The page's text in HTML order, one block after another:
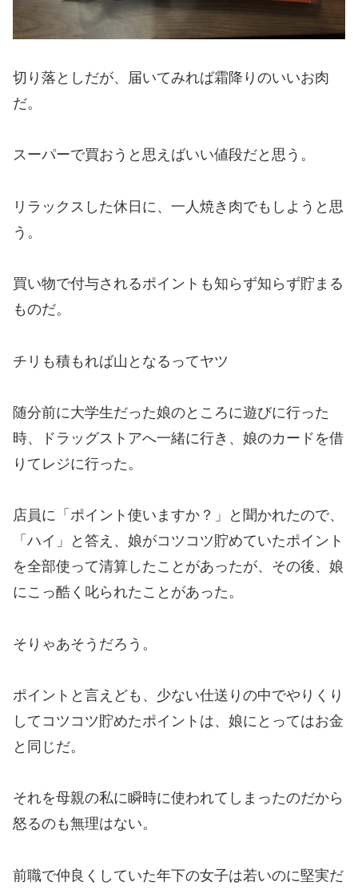
切り落としだが、届いてみれば霜降りのいいお肉
だ。
スーパーで買おうと思えばいい値段だと思う。
リラックスした休日に、一人焼き肉でもしようと思
う。
買い物で付与されるポイントも知らず知らず貯まる
ものだ。
チリも積もれば山となるってヤツ
随分前に大学生だった娘のところに遊びに行った
時、ドラッグストアへ一緒に行き、娘のカードを借
りてレジに行った。
店員に「ポイント使いますか？」と聞かれたので、
「ハイ」と答え、娘がコツコツ貯めていたポイント
を全部使って清算したことがあったが、その後、娘
にこっ酷く叱られたことがあった。
そりゃあそうだろう。
ポイントと言えども、少ない仕送りの中でやりくり
してコツコツ貯めたポイントは、娘にとってはお金
と同じだ。
それを母親の私に瞬時に使われてしまったのだから
怒るのも無理はない。
前職で仲良くしていた年下の女子は若いのに堅実だ